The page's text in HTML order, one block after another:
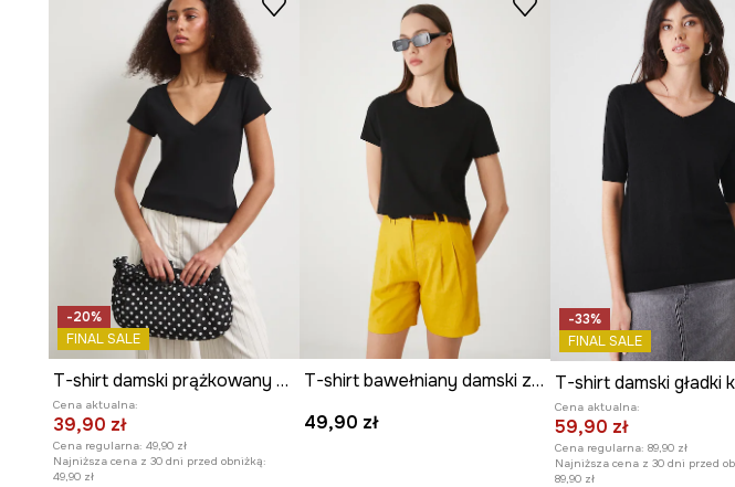
-20%
FINAL SALE
T-shirt damski prążkowany z modalem kolor czarny
Cena aktualna:
39,90 zł
Cena regularna: 49,90 zł
Najniższa cena z 30 dni przed obniżką:
49,90 zł
T-shirt bawełniany damski z elastanem gładki
49,90 zł
-33%
FINAL SALE
Cena aktualna:
59,90 zł
Cena regularna: 89,90 zł
Najniższa cena z 30 dni przed
89,90 zł